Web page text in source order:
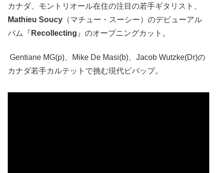
カナダ、モントリオール在住の注目の若手ギタリスト、
Mathieu Soucy （マチュー・スーシー）のデビューアル
バム『 Recollecting 』のオープニングカット。
Gentiane MG(p)、Mike De Masi(b)、Jacob Wutzke(Dr)の
カナダ若手カルテットで挑む現代ビバップ。